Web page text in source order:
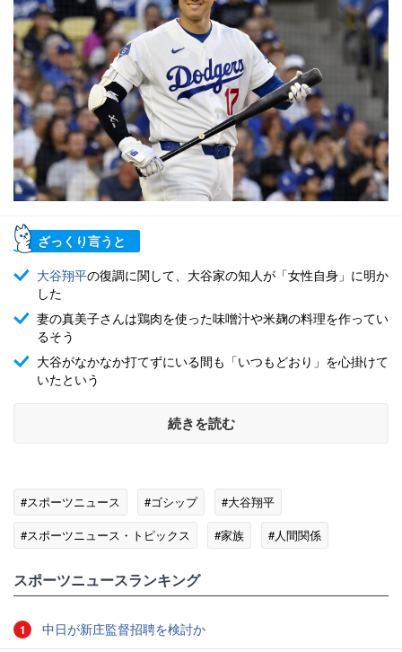
ざっくり言うと
大谷翔平の復調に関して、大谷家の知人が「女性自身」に明か
した
妻の真美子さんは鶏肉を使った味噌汁や米麹の料理を作ってい
るそう
大谷がなかなか打てずにいる間も「いつもどおり」を心掛けて
いたという
続きを読む
#スポーツニュース #ゴシップ
#大谷翔平
#スポーツニュース・トピックス
#家族 #人間関係
スポーツニュースランキング
1 中日が新庄監督招聘を検討か